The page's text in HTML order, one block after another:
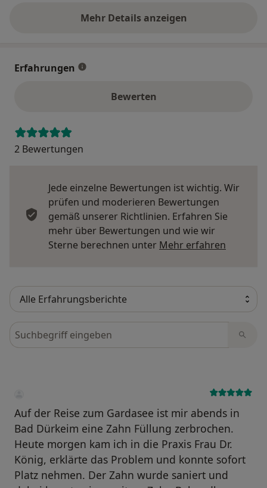
Mehr Details anzeigen
über die Adresse
Erfahrungen
Bewerten
2 Bewertungen
Jede einzelne Bewertungen ist wichtig. Wir
prüfen und moderieren Bewertungen
gemäß unserer Richtlinien. Erfahren Sie
mehr über Bewertungen und wie wir
Sterne berechnen unter Mehr erfahren
Bewertungen durchsuchen
Auf der Reise zum Gardasee ist mir abends in
Bad Dürkeim eine Zahn Füllung zerbrochen.
Heute morgen kam ich in die Praxis Frau Dr.
König, erklärte das Problem und konnte sofort
Platz nehmen. Der Zahn wurde saniert und